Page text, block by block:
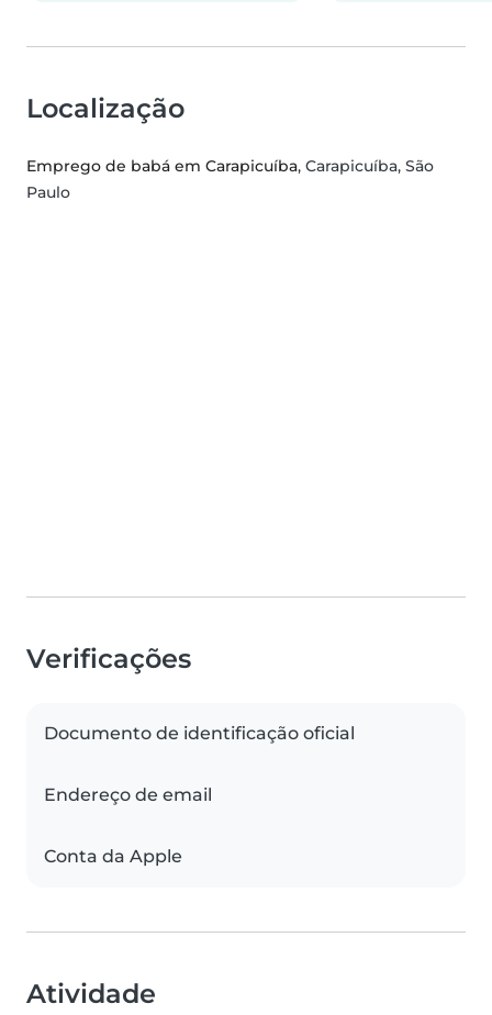
Localização
Emprego de babá em Carapicuíba, Carapicuíba, São
Paulo
Verificações
Documento de identificação oficial
Endereço de email
Conta da Apple
Atividade